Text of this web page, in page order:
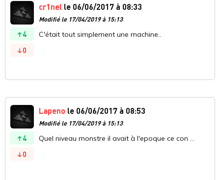
4
0
cr1nel le 06/06/2017 à 08:33
Modifié le 17/04/2019 à 15:13
C'était tout simplement une machine..
4
0
Lapeno le 06/06/2017 à 08:53
Modifié le 17/04/2019 à 15:13
Quel niveau monstre il avait à l'epoque ce con ...